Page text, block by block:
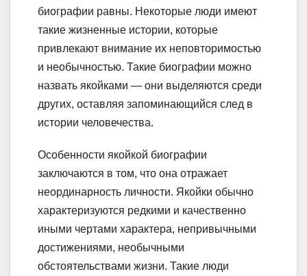
биографии равны. Некоторые люди имеют
такие жизненные истории, которые
привлекают внимание их неповторимостью
и необычностью. Такие биографии можно
назвать якойками — они выделяются среди
других, оставляя запоминающийся след в
истории человечества.
Особенности якойкой биографии
заключаются в том, что она отражает
неординарность личности. Якойки обычно
характеризуются редкими и качественно
иными чертами характера, непривычными
достижениями, необычными
обстоятельствами жизни. Такие люди